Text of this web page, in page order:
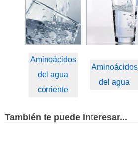
Aminoácidos
del agua
corriente
Aminoácidos
del agua
También te puede interesar...